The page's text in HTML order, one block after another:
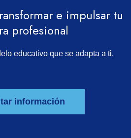
e impulsar tu
profesional
educativo que se adapta a ti.
información